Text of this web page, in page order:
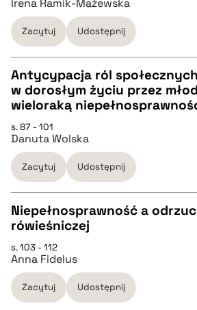
pobierz cytat
BIBTEX
pobierz cytat
Irena Ramik-Mażewska
Zacytuj Udostępnij
CZYSTY TEKST
pobierz cytat
BIBTEX
pobierz cytat
Antycypacja ról
w dorosłym życiu przez
wieloraką
s. 87 - 101
Danuta Wolska
Zacytuj Udostępnij
CZYSTY TEKST
pobierz cytat
Niepełnosprawność a
rówieśniczej
s. 103 - 112
Anna Fidelus
Zacytuj Udostępnij